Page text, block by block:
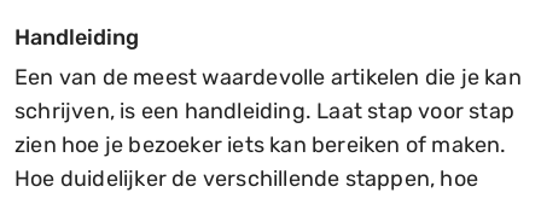
Handleiding
Een van de meest waardevolle artikelen die je kan
schrijven, is een handleiding. Laat stap voor stap
zien hoe je bezoeker iets kan bereiken of maken.
Hoe duidelijker de verschillende stappen, hoe